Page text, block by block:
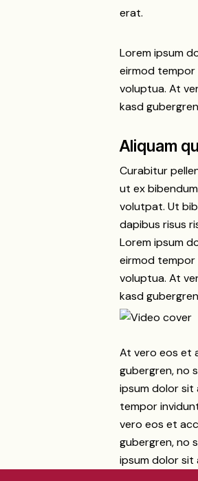
erat.
Lorem ipsum
eirmod tempor
voluptua. At
kasd
Aliquam
Curabitur
ut ex
volutpat. Ut
dapibus risus
Lorem ipsum
eirmod tempor
voluptua. At
kasd
At vero eos et
gubergren, no
ipsum dolor sit
tempor
vero eos et
gubergren, no
ipsum dolor sit